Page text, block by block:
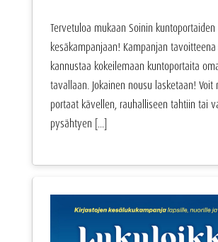
Tervetuloa mukaan Soinin kuntoportaiden
kesäkampanjaan! Kampanjan
kannustaa kokeilemaan kuntoportaita
tavallaan. Jokainen nousu lasketaan! Voit
portaat kävellen, rauhalliseen tahtiin tai
pysähtyen [...]